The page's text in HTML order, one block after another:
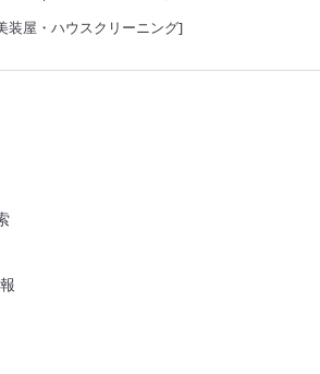
装屋・ハウスクリーニング]